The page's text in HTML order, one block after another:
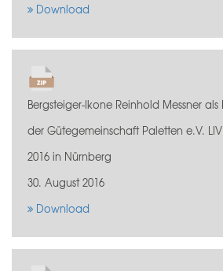
Download
Bergsteiger-Ikone Reinhold Messner
der Gütegemeinschaft Paletten e.V.
2016 in Nürnberg
30. August 2016
Download